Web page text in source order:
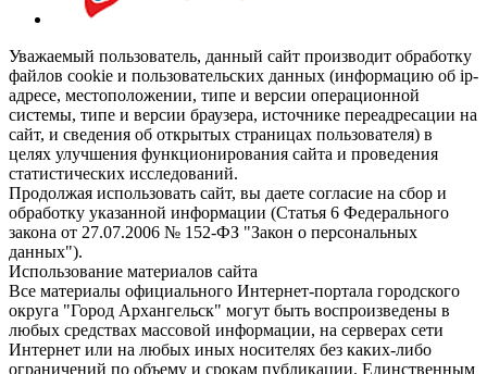
Уважаемый пользователь, данный сайт производит обработку
файлов cookie и пользовательских данных (информацию об ip-
адресе, местоположении, типе и версии операционной
системы, типе и версии браузера, источнике переадресации на
сайт, и сведения об открытых страницах пользователя) в
целях улучшения функционирования сайта и проведения
статистических исследований.
Продолжая использовать сайт, вы даете согласие на сбор и
обработку указанной информации (Статья 6 Федерального
закона от 27.07.2006 № 152-ФЗ "Закон о персональных
данных").
Использование материалов сайта
Все материалы официального Интернет-портала городского
округа "Город Архангельск" могут быть воспроизведены в
любых средствах массовой информации, на серверах сети
Интернет или на любых иных носителях без каких-либо
ограничений по объему и срокам публикации. Единственным